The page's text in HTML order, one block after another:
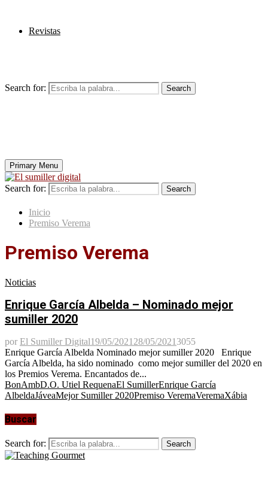
Revistas
Search for: Search
Primary Menu
Search for: Search
Inicio
Premiso Verema
Premiso Verema
Noticias
Enrique García Albelda – Nominado mejor
sumiller 2020
por El Sumiller Digital19/05/2021 28/05/2021 3055
Enrique García Albelda Nominado mejor sumiller 2020 Enrique
García Albelda, ha sido nominado como mejor sumiller del 2020 en
los Premios Verema. Encantados de...
BonAmbD.O. Utiel RequenaEl SumillerEnrique García
AlbeldaJáveaMejor Sumiller 2020Premiso VeremaVeremaXábia
Buscar
Search for: Search